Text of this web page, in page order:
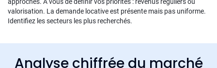
valorisation. La demande locative est présente mais pas uniforme.
Identifiez les secteurs les plus recherchés.
Analyse chiffrée du marché